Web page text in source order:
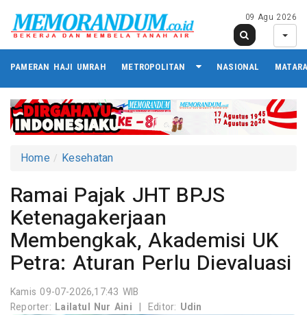
09 Agu 2026
PAMERAN HAJI UMRAH METROPOLITAN NASIONAL
Home Kesehatan
Ramai Pajak JHT BPJS
Ketenagakerjaan
Membengkak, Akademisi UK
Petra: Aturan Perlu Dievaluasi
Kamis 09-07-2026,17:43 WIB
Reporter: Lailatul Nur Aini | Editor: Udin